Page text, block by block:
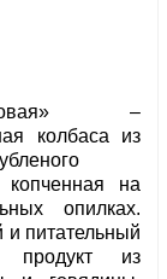
–
колбаса из
на
опилках.
и питательный
продукт из